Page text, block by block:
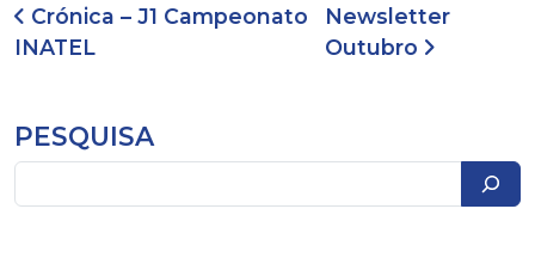
Navegação de artigos
Crónica – J1 Campeonato
INATEL
Newsletter
Outubro
PESQUISA